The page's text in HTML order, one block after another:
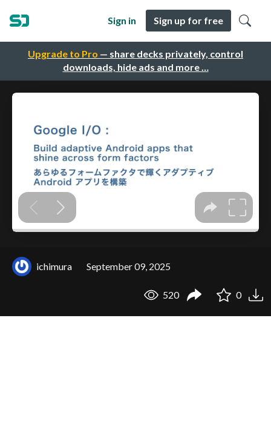
Upgrade to Pro — share decks privately, control
downloads, hide ads and more …
Sign in Sign up for free
ichimura September 09, 2025
520 0